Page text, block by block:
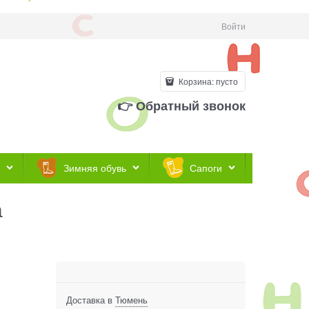
Войти
Корзина:пусто
👉 Обратный звонок
Зимняя обувь Сапоги
Доставка в Тюмень